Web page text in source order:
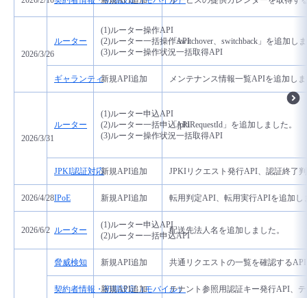
2026/3/26
ルーター
(1)ルーター操作API
(2)ルーター一括操作API
(3)ルーター操作状況一括取得API
「switchover、switchback」を追加し
ギャランティ新規API追加 メンテナンス情報一覧APIを追加し
2026/3/31
ルーター
(1)ルーター申込API
(2)ルーター一括申込API
(3)ルーター操作状況一括取得API
「jpkiRequestId」を追加しました。
JPKI認証対応新規API追加 JPKIリクエスト発行API、 認証終了
2026/4/28IPoE 新規API追加 転用判定API、転用実行APIを追加し
2026/6/2 ルーター
(1)ルーター申込API
(2)ルーター一括申込API
配送先法人名を追加しました。
脅威検知 新規API追加 共通リクエストの一覧を確認する
契約者情報・初期設定（モバイル）
新規API追加 テナント参照用認証キー発行API、